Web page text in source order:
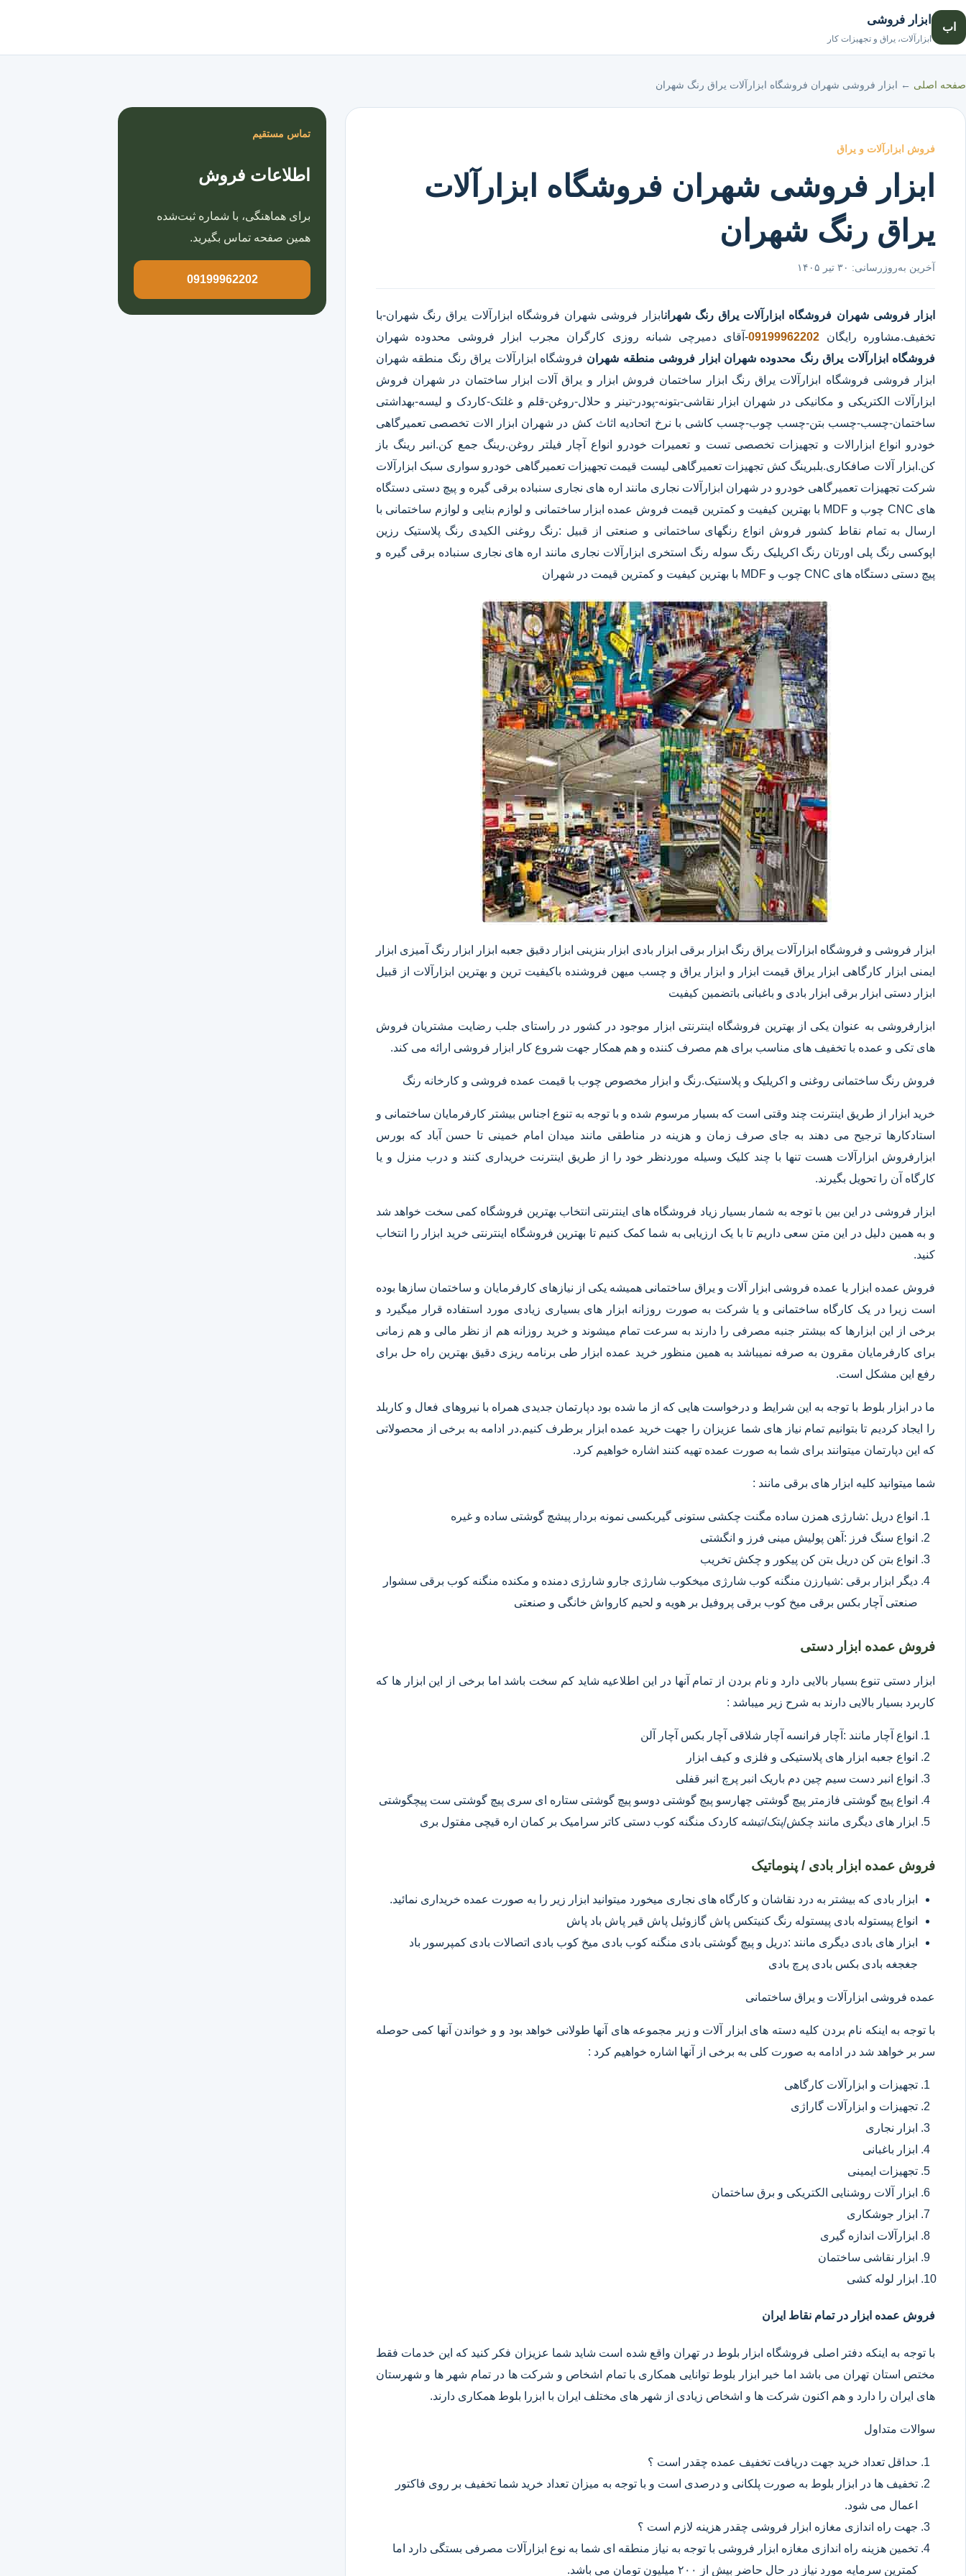
اب
ابزار فروشی
ابزارآلات، یراق و تجهیزات کار
صفحه اصلی ← ابزار فروشی شهران فروشگاه ابزارآلات یراق رنگ شهران
فروش ابزارآلات و یراق
ابزار فروشی شهران فروشگاه ابزارآلات
یراق رنگ شهران
آخرین به‌روزرسانی: ۳۰ تیر ۱۴۰۵
ابزار فروشی شهران فروشگاه ابزارآلات یراق رنگ شهرانابزار فروشی شهران فروشگاه ابزارآلات یراق رنگ شهران-با
تخفیف.مشاوره رایگان 09199962202-آقای دمیرچی شبانه روزی کارگران مجرب ابزار فروشی محدوده شهران
فروشگاه ابزارآلات یراق رنگ محدوده شهران ابزار فروشی منطقه شهران فروشگاه ابزارآلات یراق رنگ منطقه شهران
ابزار فروشی فروشگاه ابزارآلات یراق رنگ ابزار ساختمان فروش ابزار و یراق آلات ابزار ساختمان در شهران فروش
ابزارآلات الکتریکی و مکانیکی در شهران ابزار نقاشی-بتونه-پودر-تینر و حلال-روغن-قلم و غلتک-کاردک و لیسه-بهداشتی
ساختمان-چسب-چسب بتن-چسب چوب-چسب کاشی با نرخ اتحادیه اثاث کش در شهران ابزار الات تخصصی تعمیرگاهی
خودرو انواع ابزارالات و تجهیزات تخصصی تست و تعمیرات خودرو انواع آچار فیلتر روغن.رینگ جمع کن.انبر رینگ باز
کن.ابزار آلات صافکاری.بلبرینگ کش تجهیزات تعمیرگاهی لیست قیمت تجهیزات تعمیرگاهی خودرو سواری سبک ابزارآلات
شرکت تجهیزات تعمیرگاهی خودرو در شهران ابزارآلات نجاری مانند اره های نجاری سنباده برقی گیره و پیچ دستی دستگاه
های CNC چوب و MDF با بهترین کیفیت و کمترین قیمت فروش عمده ابزار ساختمانی و لوازم بنایی و لوازم ساختمانی با
ارسال به تمام نقاط کشور فروش انواع رنگهای ساختمانی و صنعتی از قبیل :رنگ روغنی الکیدی رنگ پلاستیک رزین
اپوکسی رنگ پلی اورتان رنگ اکریلیک رنگ سوله رنگ استخری ابزارآلات نجاری مانند اره های نجاری سنباده برقی گیره و
پیچ دستی دستگاه های CNC چوب و MDF با بهترین کیفیت و کمترین قیمت در شهران
ابزار فروشی و فروشگاه ابزارآلات یراق رنگ ابزار برقی ابزار بادی ابزار بنزینی ابزار دقیق​ جعبه ابزار ابزار رنگ آمیزی ابزار
ایمنی ابزار کارگاهی ابزار یراق قیمت ابزار و ابزار یراق و چسب میهن فروشنده باکیفیت ترین و بهترین ابزارآلات از قبیل
ابزار دستی ابزار برقی ابزار بادی و باغبانی باتضمین کیفیت
ابزارفروشی به عنوان یکی از بهترین فروشگاه اینترنتی ابزار موجود در کشور در راستای جلب رضایت مشتریان فروش
های تکی و عمده با تخفیف های مناسب برای هم مصرف کننده و هم همکار جهت شروع کار ابزار فروشی ارائه می کند.
فروش رنگ ساختمانی روغنی و اکریلیک و پلاستیک.رنگ و ابزار مخصوص چوب با قیمت عمده فروشی و کارخانه رنگ
خرید ابزار از طریق اینترنت چند وقتی است که بسیار مرسوم شده و با توجه به تنوع اجناس بیشتر کارفرمایان ساختمانی و
استادکارها ترجیح می دهند به جای صرف زمان و هزینه در مناطقی مانند میدان امام خمینی تا حسن آباد که بورس
ابزارفروش ابزارآلات هست تنها با چند کلیک وسیله موردنظر خود را از طریق اینترنت خریداری کنند و درب منزل و یا
کارگاه آن را تحویل بگیرند.
ابزار فروشی در این بین با توجه به شمار بسیار زیاد فروشگاه های اینترنتی انتخاب بهترین فروشگاه کمی سخت خواهد شد
و به همین دلیل در این متن سعی داریم تا با یک ارزیابی به شما کمک کنیم تا بهترین فروشگاه اینترنتی خرید ابزار را انتخاب
کنید.
فروش عمده ابزار یا عمده فروشی ابزار آلات و یراق ساختمانی همیشه یکی از نیازهای کارفرمایان و ساختمان سازها بوده
است زیرا در یک کارگاه ساختمانی و یا شرکت به صورت روزانه ابزار های بسیاری زیادی مورد استفاده قرار میگیرد و
برخی از این ابزارها که بیشتر جنبه مصرفی را دارند به سرعت تمام میشوند و خرید روزانه هم از نظر مالی و هم زمانی
برای کارفرمایان مقرون به صرفه نمیباشد به همین منظور خرید عمده ابزار طی برنامه ریزی دقیق بهترین راه حل برای
رفع این مشکل است.
ما در ابزار بلوط با توجه به این شرایط و درخواست هایی که از ما شده بود دپارتمان جدیدی همراه با نیروهای فعال و کاربلد
را ایجاد کردیم تا بتوانیم تمام نیاز های شما عزیزان را جهت خرید عمده ابزار برطرف کنیم.در ادامه به برخی از محصولاتی
که این دپارتمان میتوانند برای شما به صورت عمده تهیه کنند اشاره خواهیم کرد.
شما میتوانید کلیه ابزار های برقی مانند :
انواع دریل :شارژی همزن ساده مگنت چکشی ستونی گیربکسی نمونه بردار پیشچ گوشتی ساده و غیره
انواع سنگ فرز :آهن پولیش مینی فرز و انگشتی
انواع بتن کن دریل بتن کن پیکور و چکش تخریب
دیگر ابزار برقی :شیارزن منگنه کوب شارژی میخکوب شارژی جارو شارژی دمنده و مکنده منگنه کوب برقی سشوار
صنعتی آچار بکس برقی میخ کوب برقی پروفیل بر هویه و لحیم کارواش خانگی و صنعتی
فروش عمده ابزار دستی
ابزار دستی تنوع بسیار بالایی دارد و نام بردن از تمام آنها در این اطلاعیه شاید کم سخت باشد اما برخی از این ابزار ها که
کاربرد بسیار بالایی دارند به شرح زیر میباشد :
انواع آچار مانند :آچار فرانسه آچار شلاقی آچار بکس آچار آلن
انواع جعبه ابزار های پلاستیکی و فلزی و کیف ابزار
انواع انبر دست سیم چین دم باریک انبر پرچ انبر قفلی
انواع پیچ گوشتی فازمتر پیچ گوشتی چهارسو پیچ گوشتی دوسو پیچ گوشتی ستاره ای سری پیچ گوشتی ست پیچگوشتی
ابزار های دیگری مانند چکش/پتک/تیشه کاردک منگنه کوب دستی کاتر سرامیک بر کمان اره قیچی مفتول بری
فروش عمده ابزار بادی / پنوماتیک
ابزار بادی که بیشتر به درد نقاشان و کارگاه های نجاری میخورد میتوانید ابزار زیر را به صورت عمده خریداری نمائید.
انواع پیستوله بادی پیستوله رنگ کنیتکس پاش گازوئیل پاش قیر پاش باد پاش
ابزار های بادی دیگری مانند :دریل و پیچ گوشتی بادی منگنه کوب بادی میخ کوب بادی اتصالات بادی کمپرسور باد
جغجغه بادی بکس بادی پرچ بادی
عمده فروشی ابزارآلات و یراق ساختمانی
با توجه به اینکه نام بردن کلیه دسته های ابزار آلات و زیر مجموعه های آنها طولانی خواهد بود و و خواندن آنها کمی حوصله
سر بر خواهد شد در ادامه به صورت کلی به برخی از آنها اشاره خواهیم کرد :
تجهیزات و ابزارآلات کارگاهی
تجهیزات و ابزارآلات گاراژی
ابزار نجاری
ابزار باغبانی
تجهیزات ایمینی
ابزار آلات روشنایی الکتریکی و برق ساختمان
ابزار جوشکاری
ابزارآلات اندازه گیری
ابزار نقاشی ساختمان
ابزار لوله کشی
فروش عمده ابزار در تمام نقاط ایران
با توجه به اینکه دفتر اصلی فروشگاه ابزار بلوط در تهران واقع شده است شاید شما عزیزان فکر کنید که این خدمات فقط
مختص استان تهران می باشد اما خیر ابزار بلوط توانایی همکاری با تمام اشخاص و شرکت ها در تمام شهر ها و شهرستان
های ایران را دارد و هم اکنون شرکت ها و اشخاص زیادی از شهر های مختلف ایران با ابزرا بلوط همکاری دارند.
سوالات متداول
حداقل تعداد خرید جهت دریافت تخفیف عمده چقدر است ؟
تخفیف ها در ابزار بلوط به صورت پلکانی و درصدی است و با توجه به میزان تعداد خرید شما تخفیف بر روی فاکتور
اعمال می شود.
جهت راه اندازی مغازه ابزار فروشی چقدر هزینه لازم است ؟
تخمین هزینه راه اندازی مغازه ابزار فروشی با توجه به نیاز منطقه ای شما به نوع ابزارآلات مصرفی بستگی دارد اما
کمترین سرمایه مورد نیاز در حال حاضر بیش از ۲۰۰ میلیون تومان می باشد.
تماس مستقیم
اطلاعات فروش
برای هماهنگی، با شماره ثبت‌شده
همین صفحه تماس بگیرید.
09199962202